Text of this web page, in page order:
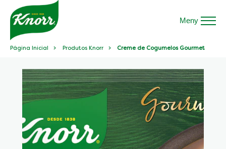
Meny
Página Inicial Produtos Knorr Creme de Cogumelos Gourmet